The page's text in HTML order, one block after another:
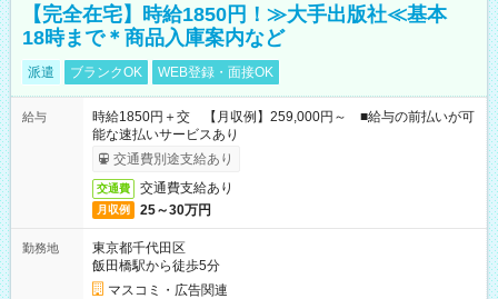
【完全在宅】時給1850円！≫大手出版社≪基本
18時まで＊商品入庫案内など
派遣 ブランクOK WEB登録・面接OK
給与
時給1850円＋交 【月収例】259,000円～ ■給与の前払いが可
能な速払いサービスあり
交通費別途支給あり
交通費 交通費支給あり
月収例 25～30万円
勤務地
東京都千代田区
飯田橋駅から徒歩5分
マスコミ・広告関連